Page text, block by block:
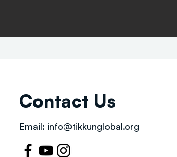
Contact Us
Email: info@tikkunglobal.org